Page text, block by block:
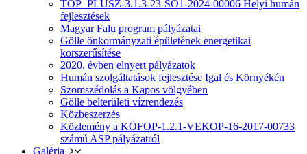
TOP_PLUSZ-3.1.3-23-SO1-2024-00006 Helyi humán
fejlesztések
Magyar Falu program pályázatai
Gölle önkormányzati épületének energetikai
korszerűsítése
2020. évben elnyert pályázatok
Humán szolgáltatások fejlesztése Igal és Környékén
Szomszédolás a Kapos völgyében
Gölle belterületi vízrendezés
Közbeszerzés
Közlemény a KÖFOP-1.2.1-VEKOP-16-2017-00733
számú ASP pályázatról
Galéria